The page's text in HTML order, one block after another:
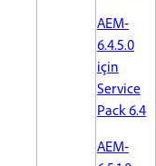
AEM-
6.4.5.0
için
Service
Pack 6.4
AEM-